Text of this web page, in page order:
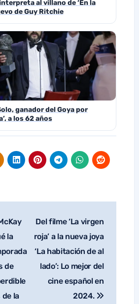
al villano de ‘En la
de Guy Ritchie
ganador del Goya por
a los 62 años
la
de
de la
Del filme ‘La virgen
roja’ a la nueva joya
‘La habitación de al
lado’: Lo mejor del
cine español en
2024.